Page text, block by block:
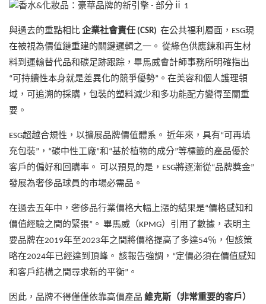
與過去的重點相比 企業社會責任 (CSR) 在公共福利層面，ESG現
在被視為價值鏈重建的關鍵邏輯之一。 從綠色供應鍊和再生材
料到運輸替代品和碳足跡跟踪，畢馬威會計師事務所明確指出
“可持續性本身就是差異化的競爭優勢”。在美容和個人護理領
域，可追溯的採購，包裝的塑料減少和多功能配方變得至關重
要。
ESG超越合規性，以擴展品牌價值體系。 近年來，具有“可再填
充包裝”，“碳中性工廠”和“基於植物的成分”等標籤的產品優於
客戶的偏好和回購率。 可以預見的是，ESG將逐漸從“品牌獎金”
發展為奢侈品球員的市場必需品。
在過去五年中，奢侈品行業價格大幅上漲的結果是“價格感知和
價值經驗之間的緊張”。 畢馬威（KPMG）引用了數據，表明主
要品牌在2019年至2023年之間將價格提高了多達54％，但該策
略在2024年已經達到頂峰。 該報告強調，“定價必須在價值感知
和客戶結構之間尋求新的平衡”。
因此，品牌不得僅僅依靠高價產品 維克斯（非常重要的客戶）